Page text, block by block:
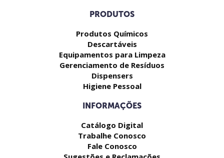
PRODUTOS
Produtos Químicos
Descartáveis
Equipamentos para Limpeza
Gerenciamento de Resíduos
Dispensers
Higiene Pessoal
INFORMAÇÕES
Catálogo Digital
Trabalhe Conosco
Fale Conosco